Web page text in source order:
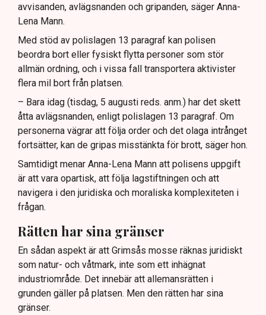
avvisanden, avlägsnanden och gripanden, säger Anna-
Lena Mann.
Med stöd av polislagen 13 paragraf kan polisen
beordra bort eller fysiskt flytta personer som stör
allmän ordning, och i vissa fall transportera aktivister
flera mil bort från platsen.
– Bara idag (tisdag, 5 augusti reds. anm.) har det skett
åtta avlägsnanden, enligt polislagen 13 paragraf. Om
personerna vägrar att följa order och det olaga intrånget
fortsätter, kan de gripas misstänkta för brott, säger hon.
Samtidigt menar Anna-Lena Mann att polisens uppgift
är att vara opartisk, att följa lagstiftningen och att
navigera i den juridiska och moraliska komplexiteten i
frågan.
Rätten har sina gränser
En sådan aspekt är att Grimsås mosse räknas juridiskt
som natur- och våtmark, inte som ett inhägnat
industriområde. Det innebär att allemansrätten i
grunden gäller på platsen. Men den rätten har sina
gränser.